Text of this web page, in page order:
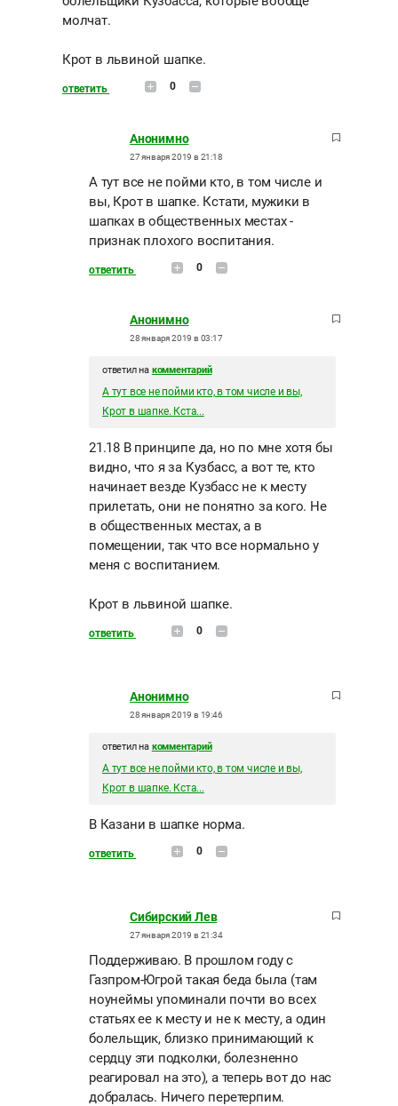
молчат.
Крот в львиной шапке.
ответить 0
Анонимно
27 января 2019 в 21:18
А тут все не пойми кто, в том числе и
вы, Крот в шапке. Кстати, мужики в
шапках в общественных местах -
признак плохого воспитания.
ответить 0
Анонимно
28 января 2019 в 03:17
ответил на комментарий
А тут все не пойми кто, в том числе и вы,
Крот в шапке. Кста...
21.18 В принципе да, но по мне хотя бы
видно, что я за Кузбасс, а вот те, кто
начинает везде Кузбасс не к месту
прилетать, они не понятно за кого. Не
в общественных местах, а в
помещении, так что все нормально у
меня с воспитанием.
Крот в львиной шапке.
ответить 0
Анонимно
28 января 2019 в 19:46
ответил на комментарий
А тут все не пойми кто, в том числе и вы,
Крот в шапке. Кста...
В Казани в шапке норма.
ответить 0
Сибирский Лев
27 января 2019 в 21:34
Поддерживаю. В прошлом году с
Газпром-Югрой такая беда была (там
ноунеймы упоминали почти во всех
статьях ее к месту и не к месту, а один
болельщик, близко принимающий к
сердцу эти подколки, болезненно
реагировал на это), а теперь вот до нас
добралась. Ничего перетерпим.